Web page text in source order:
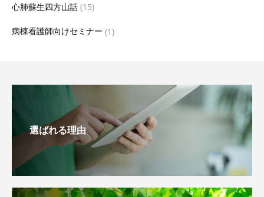
心肺蘇生四方山話 (15)
病棟看護師向けセミナー (1)
選ばれる理由